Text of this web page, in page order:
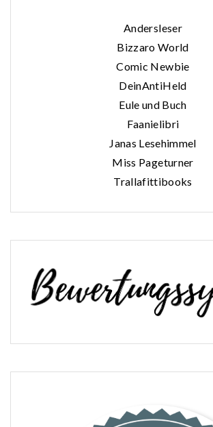
Andersleser
Bizzaro World
Comic Newbie
DeinAntiHeld
Eule und Buch
Faanielibri
Janas Lesehimmel
Miss Pageturner
Trallafittibooks